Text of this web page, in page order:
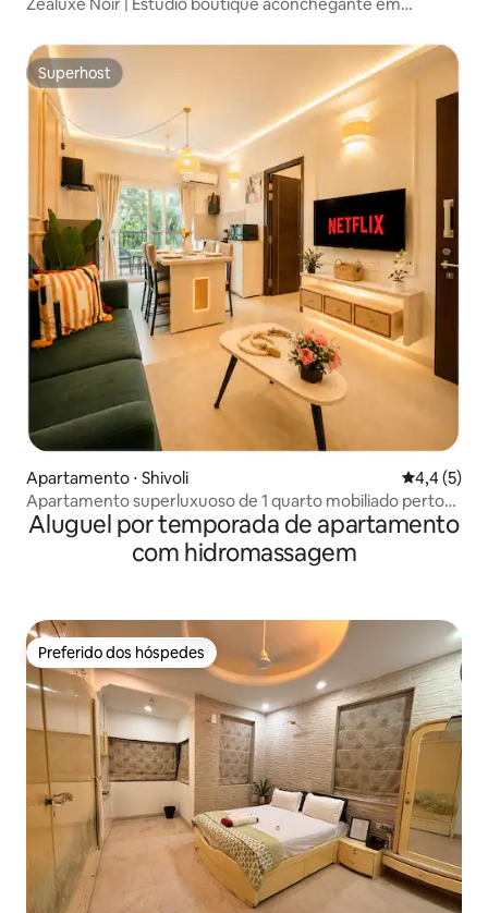
Superhost
Superhost
Apartamento ⋅ Shivoli 4,4 de
4,4 (5)
Apartamento superluxuoso de 1 quarto mobiliado perto
de Vagator Morjim
Aluguel por temporada de apartamento
com hidromassagem
Preferido dos hóspedes
Preferido dos hóspedes